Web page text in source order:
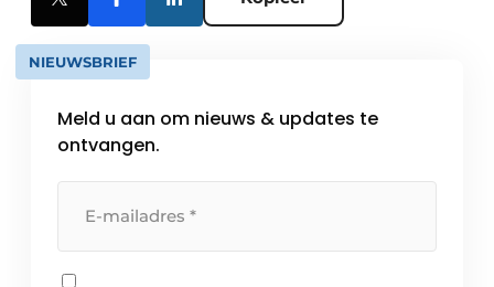
NIEUWSBRIEF
Meld u aan om nieuws & updates te
ontvangen.